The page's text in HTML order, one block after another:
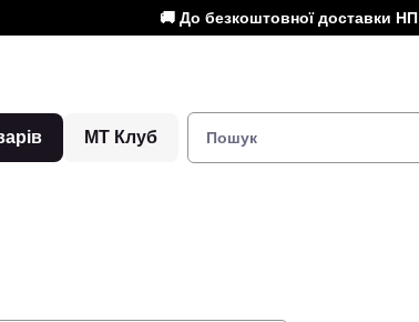
🚚 До безкоштовної доставки НП
МТ Клуб